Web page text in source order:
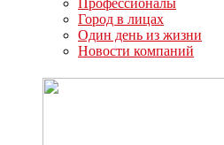
Профессионалы
Город в лицах
Один день из жизни
Новости компаний